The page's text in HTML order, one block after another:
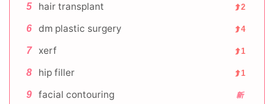
5 hair transplant 2
6 dm plastic surgery 4
7 xerf 1
8 hip filler 1
9 facial contouring 新